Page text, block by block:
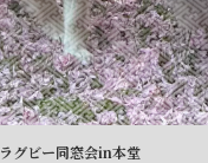
ラグビー同窓会in本堂